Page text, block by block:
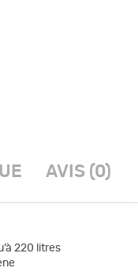
AVIS (0)
220 litres